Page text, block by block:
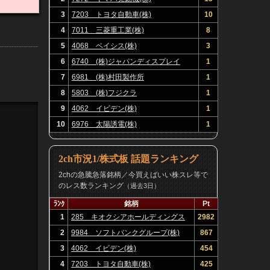
3
7203 トヨタ自動車(株)
10
4
7011 三菱重工業(株)
8
5
4068 ベイシス(株)
3
6
6740 (株)ジャパンディスプレイ
1
7
6981 (株)村田製作所
1
8
5803 (株)フジクラ
1
9
4062 イビデン(株)
1
10
6976 太陽誘電(株) 1
2ch市況1/株式板 話題ランキング
2chの急騰急落銘柄／今買えばいい株スレ等で
のレス数ランキング（過去3日）
ﾗﾝｸ 銘柄
Pt
1
285 キオクシアホールディングス
(株)
2982
2
9984 ソフトバンクグループ(株)
867
3
4062 イビデン(株)
454
4
7203 トヨタ自動車(株)
425